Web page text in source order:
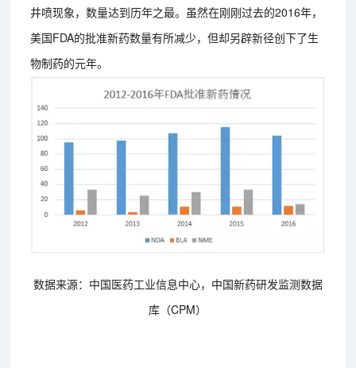
井喷现象，数量达到历年之最。虽然在刚刚过去的2016年，
美国FDA的批准新药数量有所减少，但却另辟新径创下了生
物制药的元年。
数据来源：中国医药工业信息中心，中国新药研发监测数据
库（CPM）